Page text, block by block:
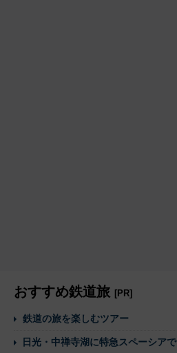
おすすめ鉄道旅 [PR]
鉄道の旅を楽しむツアー
日光・中禅寺湖に特急スペーシアで